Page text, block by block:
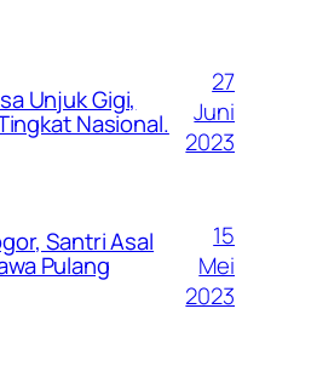
Unjuk Gigi,
Nasional.
27
Juni
2023
Santri Asal
Pulang
15
Mei
2023